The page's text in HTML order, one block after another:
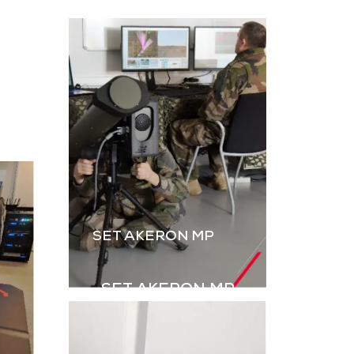
la
simulation est
essentielle. Le B2M-GR
de GDI Simulation,
enrichi par l’intégration
des grenades,
renforce le réalisme
des exercices Live.
Télécharger la
plaquette
SET AKERON MP
SET AKERON MP
pour l’entraînement